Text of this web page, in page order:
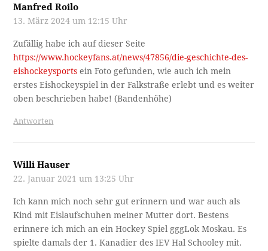
Manfred Roilo
13. März 2024 um 12:15 Uhr
Zufällig habe ich auf dieser Seite
https://www.hockeyfans.at/news/47856/die-geschichte-des-
eishockeysports ein Foto gefunden, wie auch ich mein
erstes Eishockeyspiel in der Falkstraße erlebt und es weiter
oben beschrieben habe! (Bandenhöhe)
Antworten
Willi Hauser
22. Januar 2021 um 13:25 Uhr
Ich kann mich noch sehr gut erinnern und war auch als
Kind mit Eislaufschuhen meiner Mutter dort. Bestens
erinnere ich mich an ein Hockey Spiel gggLok Moskau. Es
spielte damals der 1. Kanadier des IEV Hal Schooley mit.